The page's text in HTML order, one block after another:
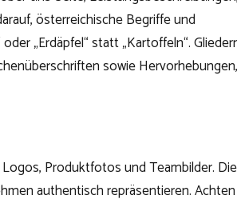
österreichische Begriffe und
„Erdäpfel“ statt „Kartoffeln“.
sowie Hervorhebungen,
Produktfotos und Teambilder. Die
authentisch repräsentieren. Achten